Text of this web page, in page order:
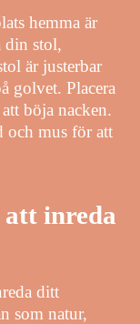
hemma är
din stol,
är justerbar
golvet. Placera
böja nacken.
och mus för att
inreda
ditt
som natur,